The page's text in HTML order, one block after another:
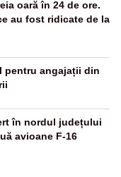
oară în 24 de ore.
au fost ridicate de la
pentru angajații din
în nordul județului
avioane F-16